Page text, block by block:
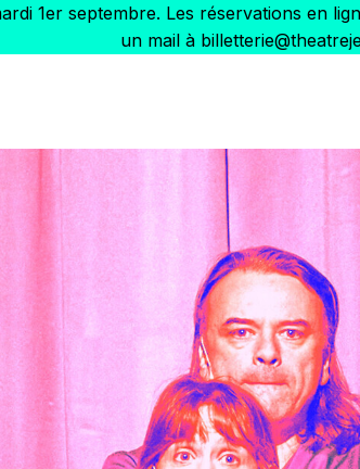
1er septembre. Les réservations en
un mail à